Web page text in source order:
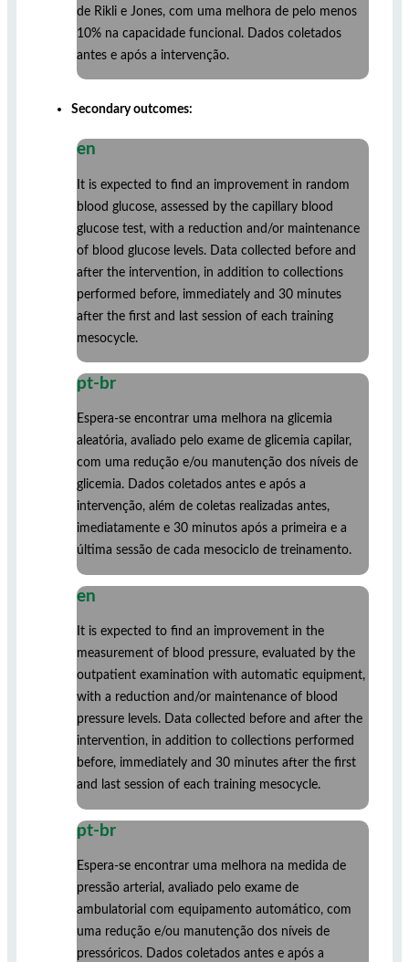
de Rikli e Jones, com uma melhora de pelo menos
10% na capacidade funcional. Dados coletados
antes e após a intervenção.
Secondary outcomes:
en
It is expected to find an improvement in random
blood glucose, assessed by the capillary blood
glucose test, with a reduction and/or maintenance
of blood glucose levels. Data collected before and
after the intervention, in addition to collections
performed before, immediately and 30 minutes
after the first and last session of each training
mesocycle.
pt-br
Espera-se encontrar uma melhora na glicemia
aleatória, avaliado pelo exame de glicemia capilar,
com uma redução e/ou manutenção dos níveis de
glicemia. Dados coletados antes e após a
intervenção, além de coletas realizadas antes,
imediatamente e 30 minutos após a primeira e a
última sessão de cada mesociclo de treinamento.
en
It is expected to find an improvement in the
measurement of blood pressure, evaluated by the
outpatient examination with automatic equipment,
with a reduction and/or maintenance of blood
pressure levels. Data collected before and after the
intervention, in addition to collections performed
before, immediately and 30 minutes after the first
and last session of each training mesocycle.
pt-br
Espera-se encontrar uma melhora na medida de
pressão arterial, avaliado pelo exame de
ambulatorial com equipamento automático, com
uma redução e/ou manutenção dos níveis de
pressóricos. Dados coletados antes e após a